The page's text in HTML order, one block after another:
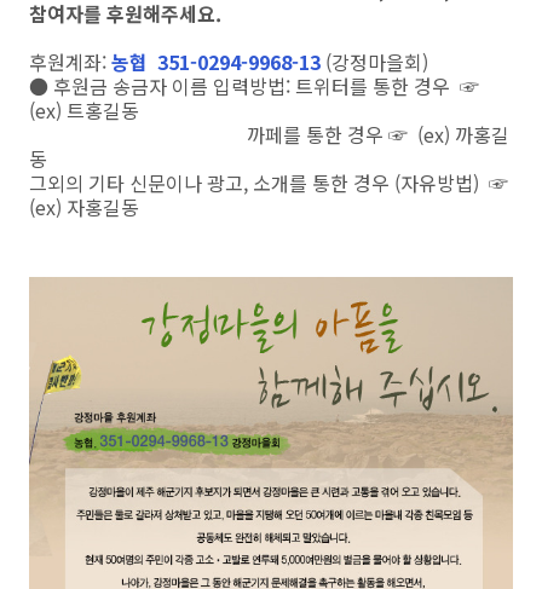
참여자를 후원해주세요.
후원계좌:농협 351-0294-9968-13 (강정마을회)
● 후원금 송금자 이름 입력방법: 트위터를 통한 경우 ☞
(ex) 트홍길동
까페를 통한 경우 ☞ (ex) 까홍길
동
그외의 기타 신문이나 광고, 소개를 통한 경우 (자유방법) ☞
(ex) 자홍길동